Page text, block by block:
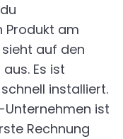
Produkt am
auf den
Es ist
installiert.
Unternehmen ist
Rechnung